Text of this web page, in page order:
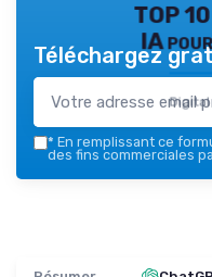
TOP
IA
Téléchargez
* En remplissant ce
des fins commerciales